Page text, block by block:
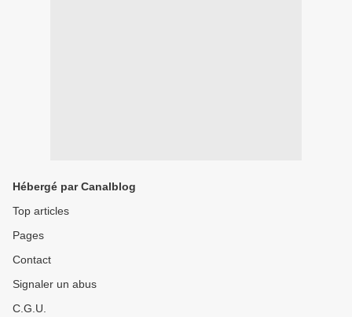
Hébergé par Canalblog
Top articles
Pages
Contact
Signaler un abus
C.G.U.